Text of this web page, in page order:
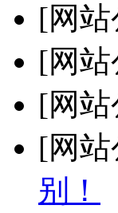
[网
[网
[网
[网
别！